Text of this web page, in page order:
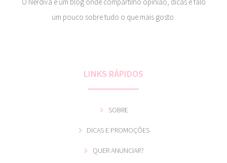
um pouco sobre tudo o que mais gosto.
LINKS RÁPIDOS
SOBRE
DICAS E PROMOÇÕES
QUER ANUNCIAR?